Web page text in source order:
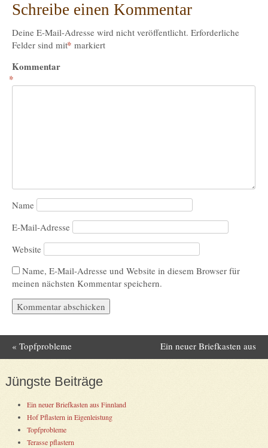
Schreibe einen Kommentar
Deine E-Mail-Adresse wird nicht veröffentlicht. Erforderliche
Felder sind mit* markiert
Kommentar
*
Name
E-Mail-Adresse
Website
Name, E-Mail-Adresse und Website in diesem Browser für
meinen nächsten Kommentar speichern.
Post navigation
« Topfprobleme
Ein neuer Briefkasten aus
Jüngste Beiträge
Ein neuer Briefkasten aus Finnland
Hof Pflastern in Eigenleistung
Topfprobleme
Terasse pflastern